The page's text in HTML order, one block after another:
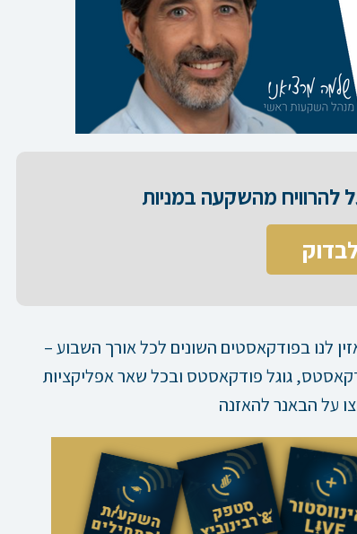
מהשקעה במניות​
לנו בפודקאסטים השונים לכל אורך השבוע –
גוגל פודקאסטס ובכל שאר אפליקציות
על הבאנר להאזנה